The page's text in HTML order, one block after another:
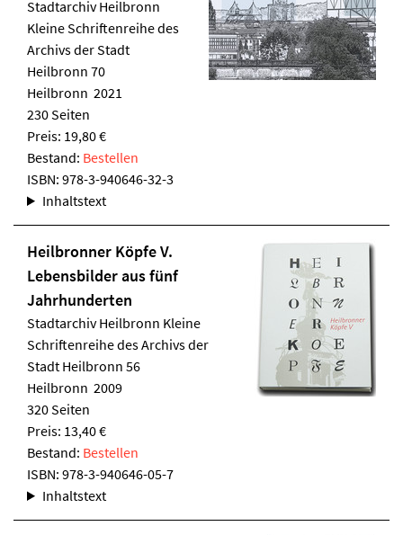
Stadtarchiv Heilbronn
Kleine Schriftenreihe des
Archivs der Stadt
Heilbronn 70
Heilbronn 2021
230 Seiten
Preis: 19,80 €
Bestand: Bestellen
ISBN: 978-3-940646-32-3
Inhaltstext
Heilbronner Köpfe V.
Lebensbilder aus fünf
Jahrhunderten
Stadtarchiv Heilbronn Kleine
Schriftenreihe des Archivs der
Stadt Heilbronn 56
Heilbronn 2009
320 Seiten
Preis: 13,40 €
Bestand: Bestellen
ISBN: 978-3-940646-05-7
Inhaltstext